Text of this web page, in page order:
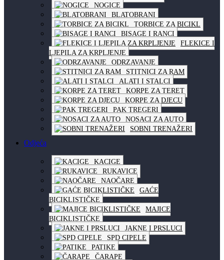
NOGICE
BLATOBRANI
TORBICE ZA BICIKL
BISAGE I RANCI
FLEKICE I
LJEPILA ZA KRPLJENJE
ODRZAVANJE
STITNICI ZA RAM
ALATI I STALCI
KORPE ZA TERET
KORPE ZA DJECU
PAK TREGERI
NOSACI ZA AUTO
SOBNI TRENAŽERI
Odjeća
KACIGE
RUKAVICE
NAOČARE
GAĆE
BICIKLISTIČKE
MAJICE
BICIKLISTIČKE
JAKNE I PRSLUCI
SPD CIPELE
PATIKE
ČARAPE